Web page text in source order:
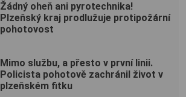
Žádný oheň ani pyrotechnika!
Plzeňský kraj prodlužuje protipožární
pohotovost
Mimo službu, a přesto v první linii.
Policista pohotově zachránil život v
plzeňském fitku